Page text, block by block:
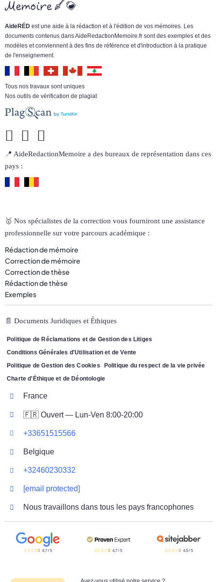
AideRÉD est une aide à la rédaction et à l'édition de vos mémoires. Les
documents contenus dans AideRedactionMemoire.fr sont des exemples et des
modèles et conviennent à des fins de référence et d'introduction à la pratique
de l'enseignement.
Tous nos travaux sont uniques
Nos outils de vérification de plagiat
📍 AideRedactionMemoire a des bureaux de représentation dans ces
pays :
🥇 Nos spécialistes de la correction vous fourniront une assistance
professionnelle sur votre parcours académique :
Rédaction de mémoire
Correction de mémoire
Correction de thèse
Rédaction de thèse
Exemples
📄 Documents Juridiques et Éthiques
Politique de Réclamations et de Gestion des Litiges
Conditions Générales d'Utilisation et de Vente
Politique de Gestion des Cookies
Politique du respect de la vie privée
Charte d'Éthique et de Déontologie
France
🇫🇷 Ouvert — Lun-Ven 8:00-20:00
+33651515566
Belgique
+32460230332
[email protected]
Nous travaillons dans tous les pays francophones
4,7/ 5 4,7 /5 4,5/ 5